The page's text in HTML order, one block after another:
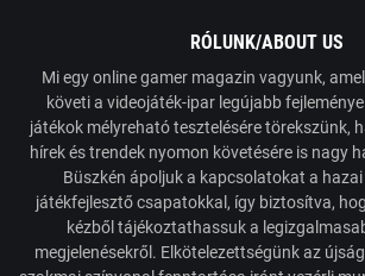
RÓLUNK/ABOUT US
Mi egy online gamer magazin vagyunk,
követi a videojáték-ipar legújabb
játékok mélyreható tesztelésére törekszünk,
hírek és trendek nyomon követésére is nagy
Büszkén ápoljuk a kapcsolatokat a
játékfejlesztő csapatokkal, így biztosítva,
kézből tájékoztathassuk a
megjelenésekről. Elkötelezettségünk az